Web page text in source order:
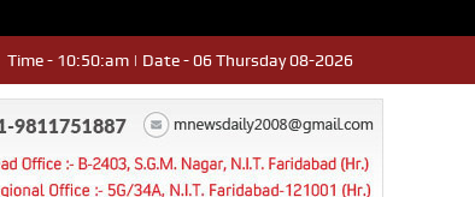
Time - 10:50:am | Date - 06 Thursday 08-2026